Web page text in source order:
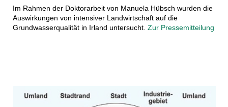
Im Rahmen der Doktorarbeit von Manuela Hübsch wurden die
Auswirkungen von intensiver Landwirtschaft auf die
Grundwasserqualität in Irland untersucht. Zur Pressemitteilung